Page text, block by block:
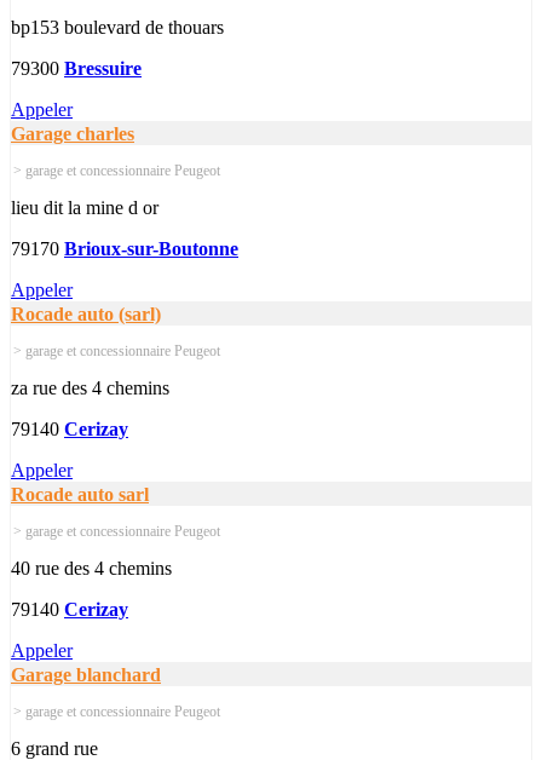
bp153 boulevard de thouars
79300 Bressuire
Appeler
Garage charles
> garage et concessionnaire Peugeot
lieu dit la mine d or
79170 Brioux-sur-Boutonne
Appeler
Rocade auto (sarl)
> garage et concessionnaire Peugeot
za rue des 4 chemins
79140 Cerizay
Appeler
Rocade auto sarl
> garage et concessionnaire Peugeot
40 rue des 4 chemins
79140 Cerizay
Appeler
Garage blanchard
> garage et concessionnaire Peugeot
6 grand rue